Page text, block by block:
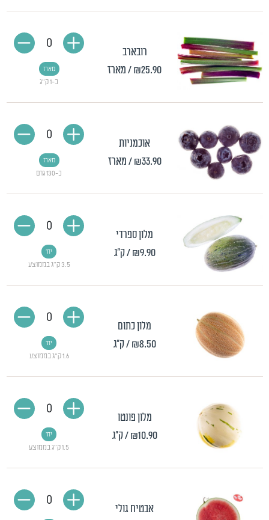
רובארב
₪25.90/ מארז
כ-1 ק"ג
מארז
0
אוכמניות
₪33.90 / מארז
כ-130 גרם
מארז
0
מלון ספרדי
₪9.90 / ק"ג
3.5 ק"ג בממוצע
יח'
0
מלון כתום
₪8.50 / ק"ג
1.6 ק"ג בממוצע
יח'
0
מלון פונטו
₪10.90 / ק"ג
1.5 ק"ג בממוצע
יח'
0
אבטיח גולי
0